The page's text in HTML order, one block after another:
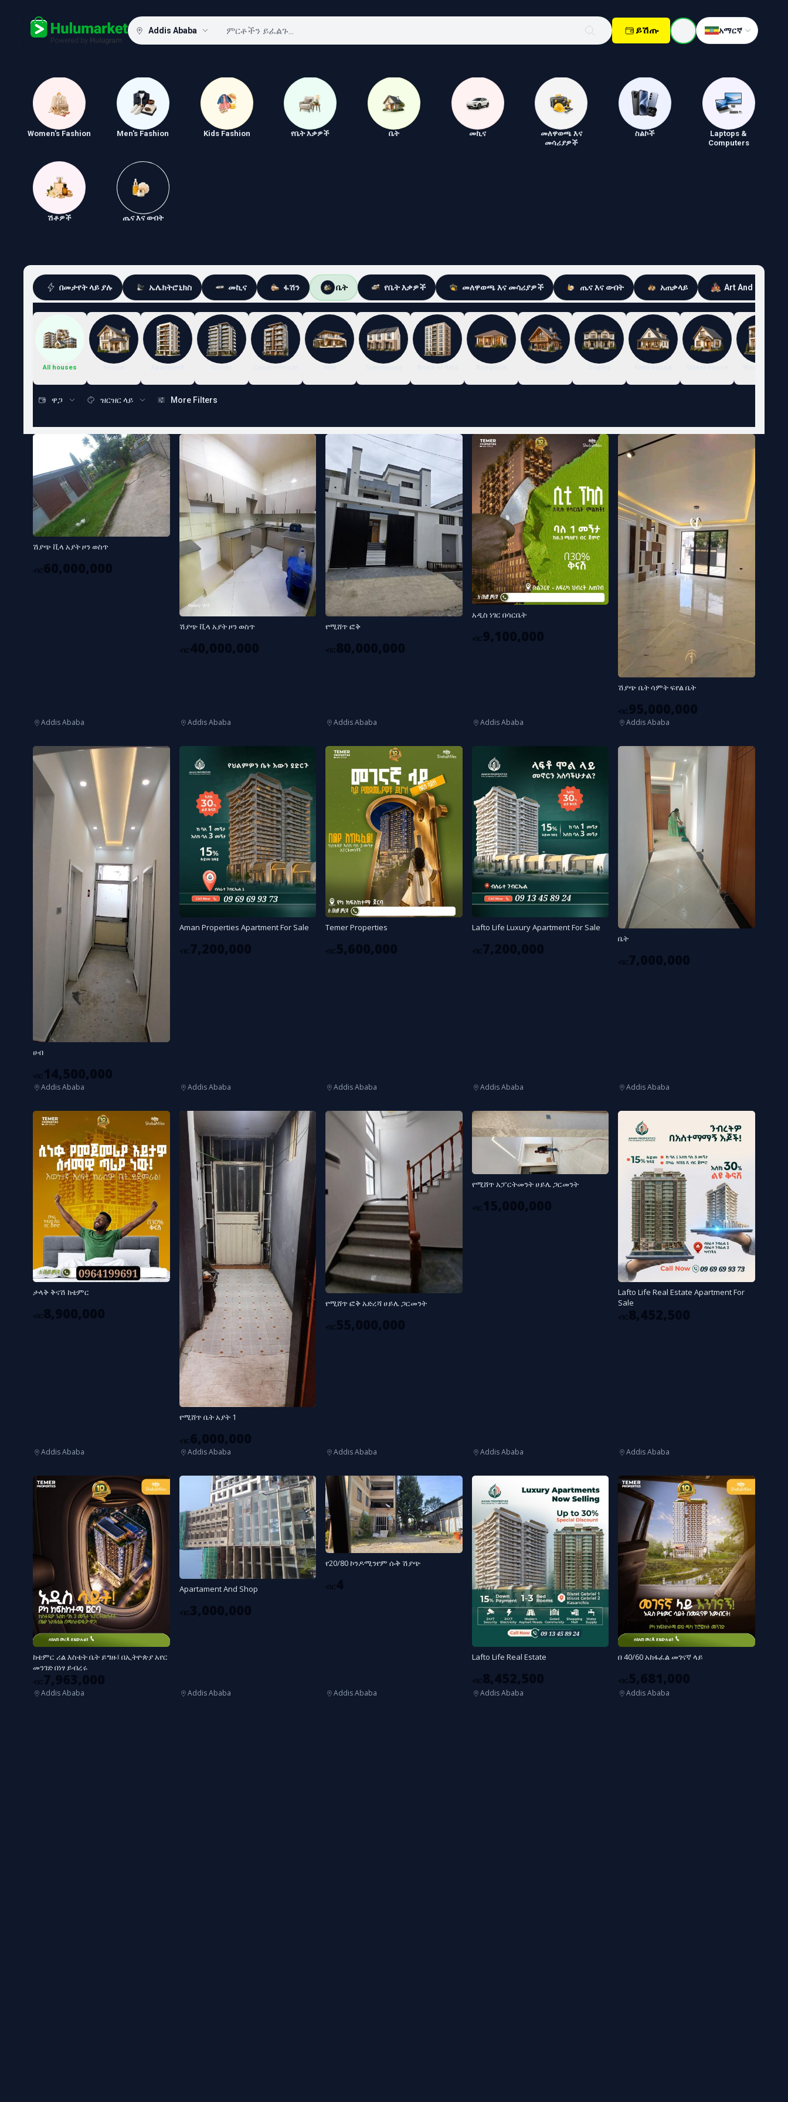
Hulugram
Addis Ababa ይሽጡ አማርኛ
Women's Fashion Men's Fashion Kids Fashion የቤት እቃዎች ቤት መኪና
መለዋወጫ እና
መሳሪያዎች
ስልኮች
Laptops &
Computers
ሽቶዎች ጤና እና ውበት
በመታየት ላይ ያሉ ኤሌክትሮኒክስ መኪና ፋሽን ቤት የቤት እቃዎች መለዋወጫ እና መሳሪያዎች ጤና እና ውበት አጠቃላይ Art And Craft
All houses
ዋጋ ዝርዝር ላይ More Filters
ሽያጭ ቪላ አያት ዞን ወስጥ
ብር60,000,000
Addis Ababa
ሽያጭ ቪላ አያት ዞን ወስጥ
ብር40,000,000
Addis Ababa
የሚሸጥ ፎቅ
ብር80,000,000
Addis Ababa
አዲስ ነገር በሳርቤት
ብር9,100,000
Addis Ababa
ሽያጭ ቤት ሳምት ፍየል ቤት
ብር95,000,000
Addis Ababa
ሀብ
ብር14,500,000
Addis Ababa
Aman Properties Apartment For Sale
ብር7,200,000
Addis Ababa
Temer Properties
ብር5,600,000
Addis Ababa
Lafto Life Luxury Apartment For Sale
ብር7,200,000
Addis Ababa
ቤት
ብር7,000,000
Addis Ababa
ታላቅ ቅናሽ ከቴምር
ብር8,900,000
Addis Ababa
የሚሸጥ ቤት አያት 1
ብር6,000,000
Addis Ababa
የሚሸጥ ፎቅ አድረሻ ሀይሌ ጋርመንት
ብር55,000,000
Addis Ababa
የሚሸጥ አፓርትመንት ሀይሌ ጋርመንት
ብር15,000,000
Addis Ababa
Lafto Life Real Estate Apartment For
Sale
ብር8,452,500
Addis Ababa
ከቴምር ሪል እስቴት ቤት ይግዙ፤ በኢትዮጵያ አየር
መንገድ በነፃ ይብረሩ
ብር7,963,000
Addis Ababa
Apartament And Shop
ብር3,000,000
Addis Ababa
የ20/80 ኮንዶሚንየም ሱቅ ሽያጭ
ብር4
Addis Ababa
Lafto Life Real Estate
ብር8,452,500
Addis Ababa
በ 40/60 አከፋፈል መገናኛ ላይ
ብር5,681,000
Addis Ababa